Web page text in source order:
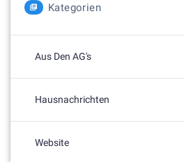
Kategorien
Aus Den AG's
Hausnachrichten
Website